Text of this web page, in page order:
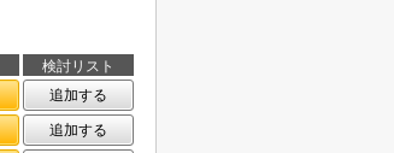
検討リスト
追加する
追加する